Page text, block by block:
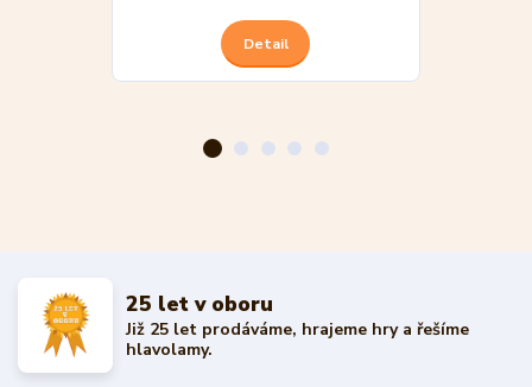
Detail
25 let v oboru
Již 25 let prodáváme, hrajeme hry a řešíme
hlavolamy.